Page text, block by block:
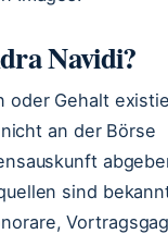
Navidi?
oder Gehalt
an der Börse
sind